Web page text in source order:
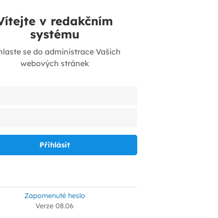
v redakčním
systému
se do administrace Vašich
webových stránek
Zapomenuté heslo
Verze 08.06